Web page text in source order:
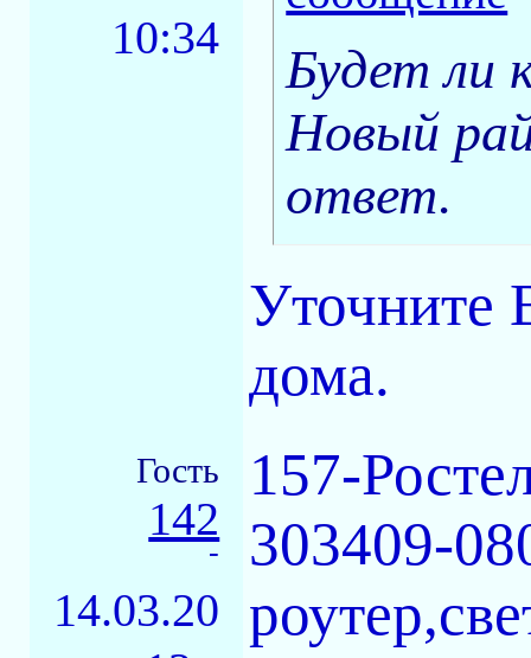
10:34
Будет ли
Новый
ответ.
Уточните
дома.
Гость
142
-
14.03.20
157-
303409-